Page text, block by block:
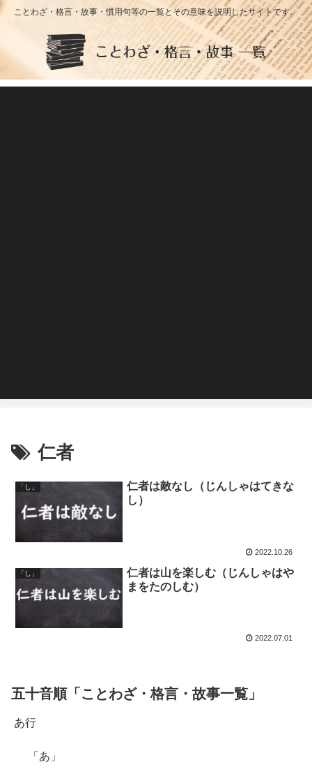
ことわざ・格言・故事・慣用句等の一覧とその意味を説明したサイトです。
仁者
「し」
仁者は敵なし（じんしゃはてきな
し）
2022.10.26
「し」
仁者は山を楽しむ（じんしゃはや
まをたのしむ）
2022.07.01
五十音順「ことわざ・格言・故事一覧」
あ行
「あ」